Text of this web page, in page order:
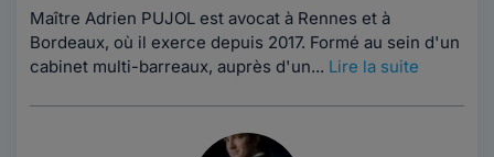
Maître Adrien PUJOL est avocat à Rennes et à
Bordeaux, où il exerce depuis 2017. Formé au sein d'un
cabinet multi-barreaux, auprès d'un... Lire la suite